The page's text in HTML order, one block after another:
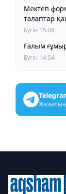
Мектеп
талаптар
Бүгін 15:08
Ғалым
Бүгін 14:54